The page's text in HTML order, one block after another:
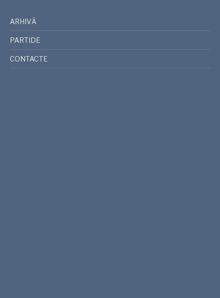
ARHIVĂ
PARTIDE
CONTACTE